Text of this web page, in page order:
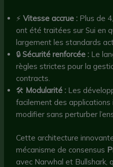
⚡Vitesse accrue : Plus de
ont été traitées sur Sui en
largement les standards
🔒Sécurité renforcée : Le
règles strictes pour la
contracts.
🛠️ Modularité : Les
facilement des
modifier sans perturber
Cette architecture
mécanisme de consensus
avec Narwhal et Bullshark,